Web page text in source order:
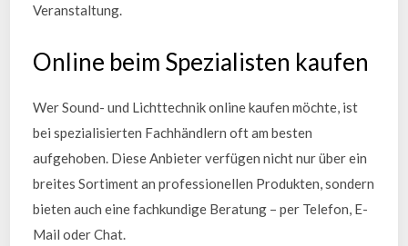
Veranstaltung.
Online beim Spezialisten kaufen
Wer Sound- und Lichttechnik online kaufen möchte, ist
bei spezialisierten Fachhändlern oft am besten
aufgehoben. Diese Anbieter verfügen nicht nur über ein
breites Sortiment an professionellen Produkten, sondern
bieten auch eine fachkundige Beratung – per Telefon, E-
Mail oder Chat.